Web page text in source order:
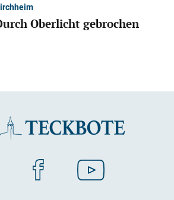
Oberlicht gebrochen